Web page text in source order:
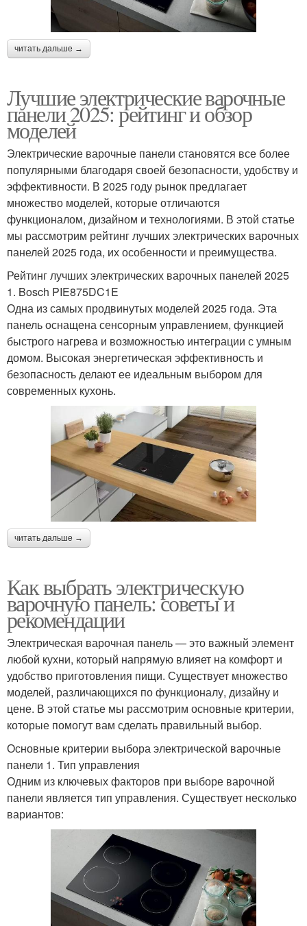
читать дальше →
Лучшие электрические варочные
панели 2025: рейтинг и обзор
моделей
Электрические варочные панели становятся все более
популярными благодаря своей безопасности, удобству и
эффективности. В 2025 году рынок предлагает
множество моделей, которые отличаются
функционалом, дизайном и технологиями. В этой статье
мы рассмотрим рейтинг лучших электрических варочных
панелей 2025 года, их особенности и преимущества.
Рейтинг лучших электрических варочных панелей 2025
1. Bosch PIE875DC1E
Одна из самых продвинутых моделей 2025 года. Эта
панель оснащена сенсорным управлением, функцией
быстрого нагрева и возможностью интеграции с умным
домом. Высокая энергетическая эффективность и
безопасность делают ее идеальным выбором для
современных кухонь.
читать дальше →
Как выбрать электрическую
варочную панель: советы и
рекомендации
Электрическая варочная панель — это важный элемент
любой кухни, который напрямую влияет на комфорт и
удобство приготовления пищи. Существует множество
моделей, различающихся по функционалу, дизайну и
цене. В этой статье мы рассмотрим основные критерии,
которые помогут вам сделать правильный выбор.
Основные критерии выбора электрической варочные
панели 1. Тип управления
Одним из ключевых факторов при выборе варочной
панели является тип управления. Существует несколько
вариантов: